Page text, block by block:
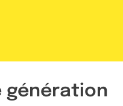
génération